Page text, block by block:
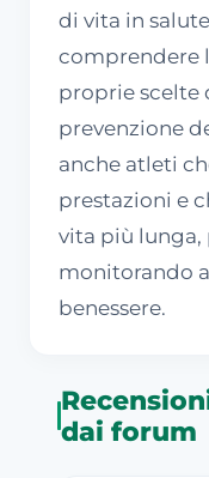
di vita in
comprendere
proprie scelte
prevenzione
anche atleti
prestazioni e
vita più lunga,
monitorando
benessere.
dai forum